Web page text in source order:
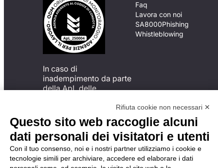
In caso di
inadempimento da parte
della ApL delle
del Codice di Condotta, è
possibile presentare un
reclamo
all’Organismo di
Monitoraggio utilizzando
una delle modalità
descritte al seguente
Faq
Lavora con noi
SA8000Phishing
Whistleblowing
Rifiuta cookie non necessari ✕
Questo sito web raccoglie alcuni
dati personali dei visitatori e utenti
Con il tuo consenso, noi e i nostri partner utilizziamo i cookie e
tecnologie simili per archiviare, accedere ed elaborare i dati